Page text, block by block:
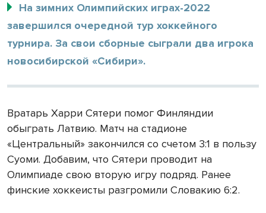
На зимних Олимпийских играх-2022
завершился очередной тур хоккейного
турнира. За свои сборные сыграли два игрока
новосибирской «Сибири».
Вратарь Харри Сятери помог Финляндии
обыграть Латвию. Матч на стадионе
«Центральный» закончился со счетом 3:1 в пользу
Суоми. Добавим, что Сятери проводит на
Олимпиаде свою вторую игру подряд. Ранее
финские хоккеисты разгромили Словакию 6:2.